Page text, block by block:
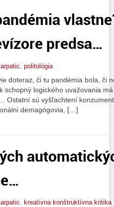
predsa…
politológia
doteraz, či tu pandémia bola, či
schopný logického uvažovania
Ostatní sú vyšľachtení
demagógovia, […]
, kreatívna konštruktívna kritika